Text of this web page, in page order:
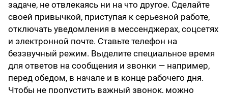
задаче, не отвлекаясь ни на что другое. Сделайте
своей привычкой, приступая к серьезной работе,
отключать уведомления в мессенджерах, соцсетях
и электронной почте. Ставьте телефон на
беззвучный режим. Выделите специальное время
для ответов на сообщения и звонки — например,
перед обедом, в начале и в конце рабочего дня.
Чтобы не пропустить важный звонок, можно